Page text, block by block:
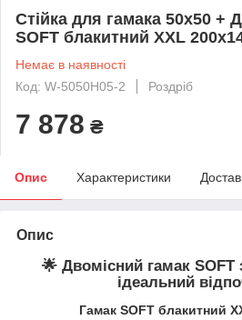
Стійка для гамака 50х50 +
SOFT блакитний XXL
Немає в наявності
Код: W-5050H05-2
Роздріб
7 878 ₴
Опис Характеристики
Опис
🌟 Двомісний гамак
ідеальний
Гамак SOFT блакитний